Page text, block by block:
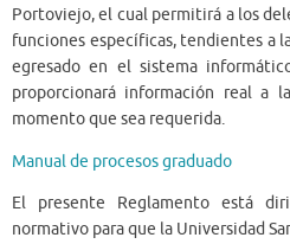
Portoviejo, el cual permitirá a los
funciones específicas, tendientes a
egresado en el sistema
proporcionará información real a
momento que sea requerida.
Manual de procesos graduado
El presente Reglamento está
normativo para que la Universidad